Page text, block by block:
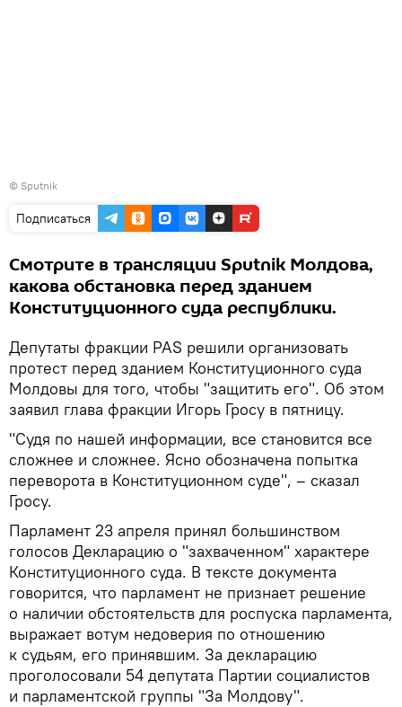
© Sputnik
Подписаться
Смотрите в трансляции Sputnik Молдова,
какова обстановка перед зданием
Конституционного суда республики.
Депутаты фракции PAS решили организовать
протест перед зданием Конституционного суда
Молдовы для того, чтобы "защитить его". Об этом
заявил глава фракции Игорь Гросу в пятницу.
"Судя по нашей информации, все становится все
сложнее и сложнее. Ясно обозначена попытка
переворота в Конституционном суде", – сказал
Гросу.
Парламент 23 апреля принял большинством
голосов Декларацию о "захваченном" характере
Конституционного суда. В тексте документа
говорится, что парламент не признает решение
о наличии обстоятельств для роспуска парламента,
выражает вотум недоверия по отношению
к судьям, его принявшим. За декларацию
проголосовали 54 депутата Партии социалистов
и парламентской группы "За Молдову".